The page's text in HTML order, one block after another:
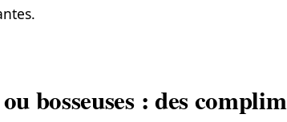
bosseuses : des